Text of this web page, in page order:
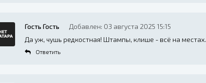
Гость Гость
Добавлен: 03 августа 2025 15:15
Да уж, чушь редкостная! Штампы, клише - всё на местах.
Ответить